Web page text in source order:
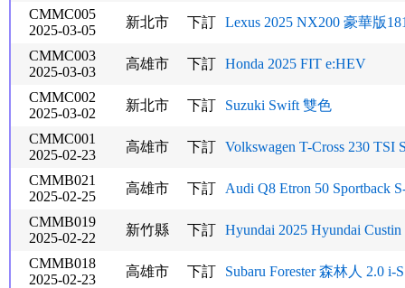
CMMC005
2025-03-05
新北市 下訂 Lexus 2025 NX200 豪華版
CMMC003
2025-03-03
高雄市 下訂 Honda 2025 FIT e:HEV
CMMC002
2025-03-02
新北市 下訂 Suzuki Swift 雙色
CMMC001
2025-02-23
高雄市 下訂 Volkswagen T-Cross 230 TSI
CMMB021
2025-02-25
高雄市 下訂 Audi Q8 Etron 50 Sportback
CMMB019
2025-02-22
新竹縣 下訂 Hyundai 2025 Hyundai
CMMB018
2025-02-23
高雄市 下訂 Subaru Forester 森林人 2.0 i-